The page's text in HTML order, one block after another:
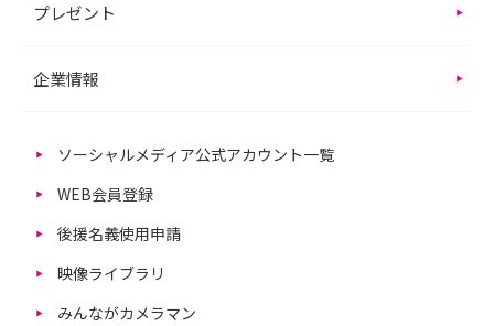
プレゼント
企業情報
ソーシャルメディア公式アカウント一覧
WEB会員登録
後援名義使用申請
映像ライブラリ
みんながカメラマン